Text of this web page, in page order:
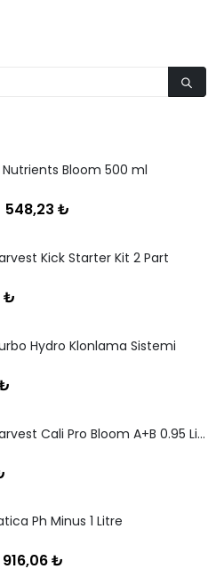
Bloom 500 ml
548,23 ₺
Kick Starter Kit 2 Part
₺
Hydro Klonlama Sistemi
Emerald Harvest Cali Pro Bloom A+B 0.95 Litre
Ph Minus 1 Litre
916,06₺